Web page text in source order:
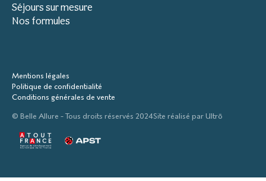
Séjours sur mesure
Nos formules
Mentions légales
Politique de confidentialité
Conditions générales de vente
© Belle Allure - Tous droits réservés 2024Site réalisé par Ultrō